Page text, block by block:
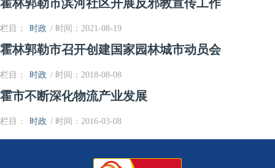
霍林郭勒市滨河社区开展反邪教宣传工作
栏目： 时政 / 时间：2021-08-19
霍林郭勒市召开创建国家园林城市动员会
栏目： 时政 / 时间：2018-08-08
霍市不断深化物流产业发展
栏目： 时政 / 时间：2016-03-08